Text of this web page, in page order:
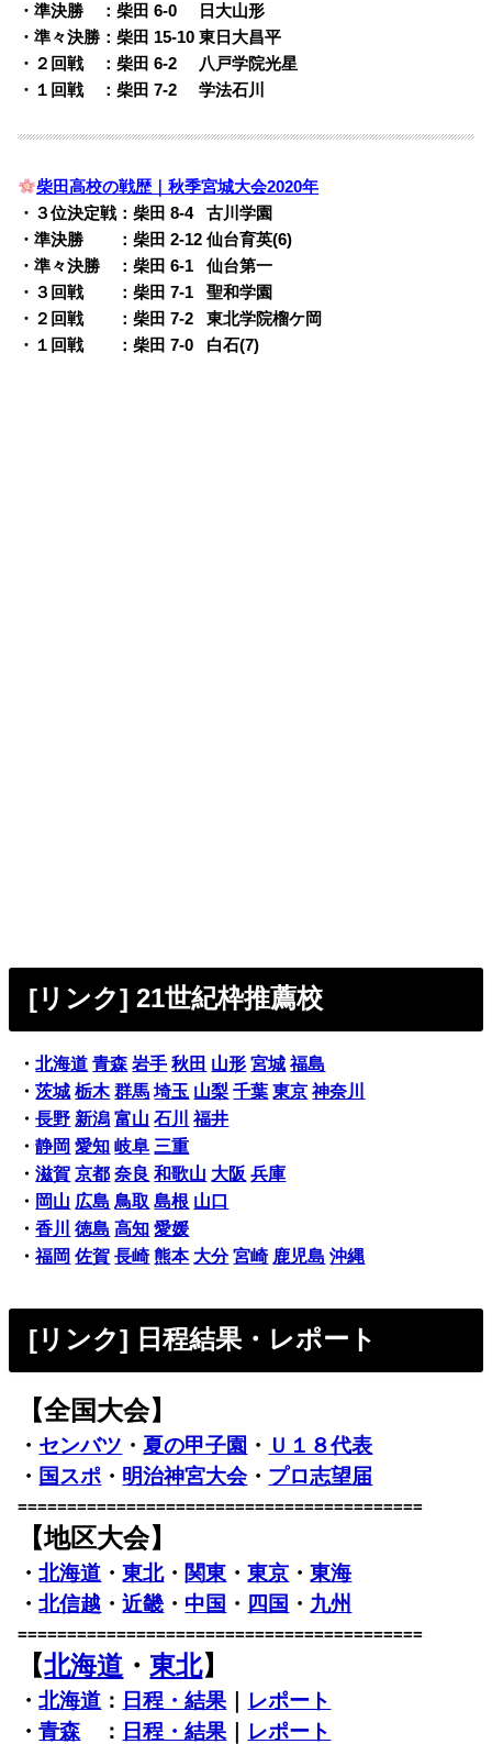
・準決勝 ：柴田 6-0
日大山形
・準々決勝：柴田 15-10 東日大昌平
・２回戦 ：柴田 6-2
八戸学院光星
・１回戦 ：柴田 7-2
0学法石川
柴田高校の戦歴｜秋季宮城大会2020年
・３位決定戦：柴田 8-40
古川学園
・準決勝 ：柴田 2-12 仙台育英(6)
・準々決勝 ：柴田 6-1
仙台第一
・３回戦 ：柴田 7-1
聖和学園
・２回戦 ：柴田 7-2
東北学院榴ケ岡
・１回戦 ：柴田 7-0
白石(7)
[リンク] 21世紀枠推薦校
・北海道 青森 岩手 秋田 山形 宮城 福島
・茨城 栃木 群馬 埼玉 山梨 千葉 東京 神奈川
・長野 新潟 富山 石川
福井
・静岡 愛知 岐阜 三重
・滋賀 京都 奈良 和歌山 大阪 兵庫
・ 岡山 広島 鳥取 島根 山口
・香川 徳島 高知 愛媛
・福岡 佐賀 長崎 熊本 大分 宮崎 鹿児島 沖縄
[リンク] 日程結果・レポート
【全国大会】
・ センバツ ・ 夏の甲子園 ・ Ｕ１８代表
・ 国スポ ・ 明治神宮大会・ プロ志望届
=========================================
【地区大会】
・北海道 ・東北・ 関東 ・東京 ・東海
・北信越 ・近畿 ・ 中国 ・ 四国 ・ 九州
=========================================
【北海道 ・ 東北】
・北海道 ： 日程・結果
レポート
・青森 ： 日程・結果 レポート